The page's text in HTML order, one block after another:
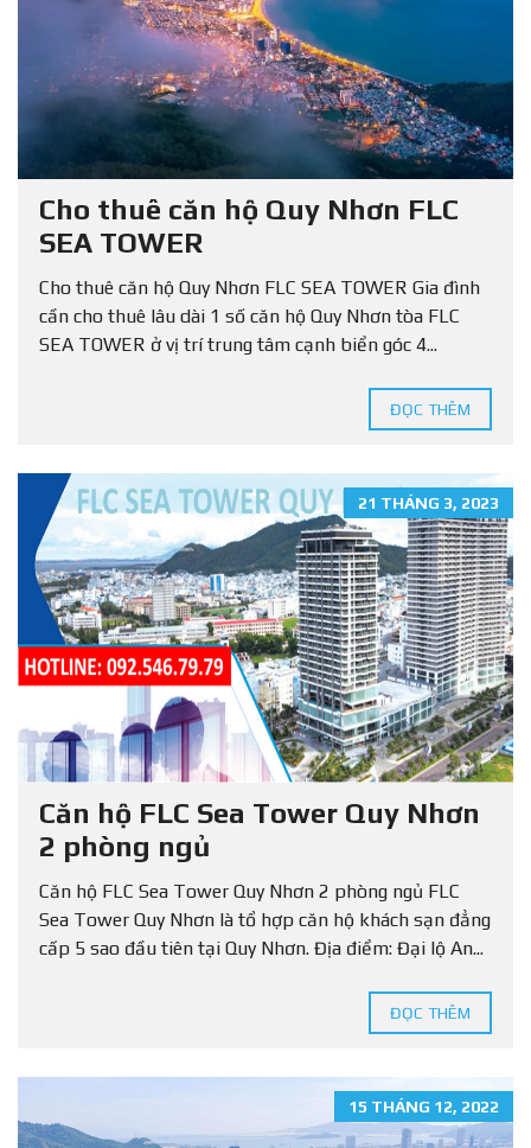
Cho thuê căn hộ Quy Nhơn FLC
SEA TOWER
Cho thuê căn hộ Quy Nhơn FLC SEA TOWER Gia đình
cần cho thuê lâu dài 1 số căn hộ Quy Nhơn tòa FLC
SEA TOWER ở vị trí trung tâm cạnh biển góc 4...
ĐỌC THÊM
21 THÁNG 3, 2023
Căn hộ FLC Sea Tower Quy Nhơn
2 phòng ngủ
Căn hộ FLC Sea Tower Quy Nhơn 2 phòng ngủ FLC
Sea Tower Quy Nhơn là tổ hợp căn hộ khách sạn đẳng
cấp 5 sao đầu tiên tại Quy Nhơn. Địa điểm: Đại lộ An...
ĐỌC THÊM
15 THÁNG 12, 2022